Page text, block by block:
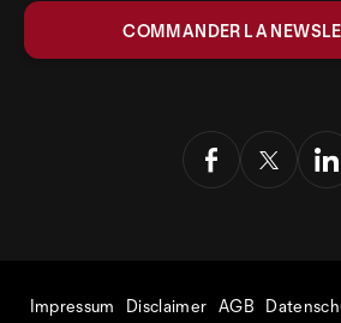
Impressum Disclaimer AGB